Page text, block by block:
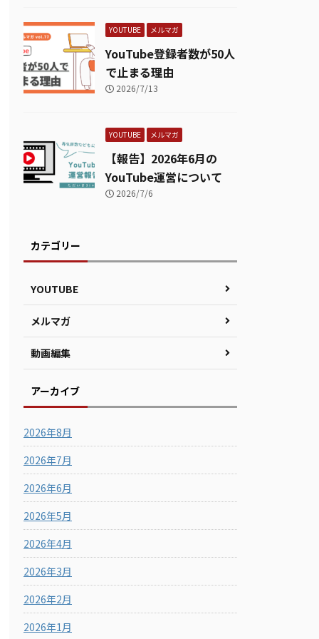
YOUTUBE メルマガ
YouTube登録者数が50人
で止まる理由
2026/7/13
YOUTUBE メルマガ
【報告】2026年6月の
YouTube運営について
2026/7/6
カテゴリー
YOUTUBE
メルマガ
動画編集
アーカイブ
2026年8月
2026年7月
2026年6月
2026年5月
2026年4月
2026年3月
2026年2月
2026年1月